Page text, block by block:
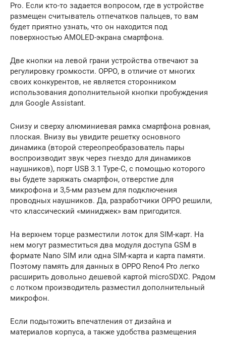
Pro. Если кто-то задается вопросом, где в устройстве
размещен считыватель отпечатков пальцев, то вам
будет приятно узнать, что он находится под
поверхностью AMOLED-экрана смартфона.
Две кнопки на левой грани устройства отвечают за
регулировку громкости. OРРО, в отличие от многих
своих конкурентов, не является сторонником
использования дополнительной кнопки пробуждения
для Google Assistant.
Снизу и сверху алюминиевая рамка смартфона ровная,
плоская. Внизу вы увидите решетку основного
динамика (второй стереопреобразователь пары
воспроизводит звук через гнездо для динамиков
наушников), порт USB 3.1 Type-C, с помощью которого
вы будете заряжать смартфон, отверстие для
микрофона и 3,5-мм разъем для подключения
проводных наушников. Да, разработчики OPPO решили,
что классический «миниджек» вам пригодится.
На верхнем торце разместили лоток для SIM-карт. На
нем могут разместиться два модуля доступа GSM в
формате Nano SIM или одна SIM-карта и карта памяти.
Поэтому память для данных в OPPO Reno4 Pro легко
расширить довольно дешевой картой microSDXC. Рядом
с лотком производитель разместил дополнительный
микрофон.
Если подытожить впечатления от дизайна и
материалов корпуса, а также удобства размещения